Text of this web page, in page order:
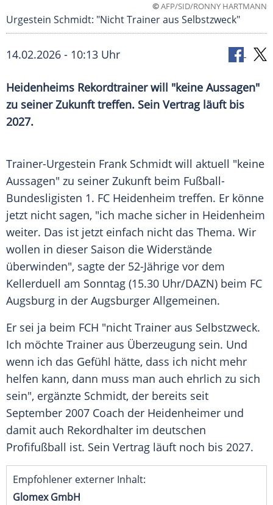
©AFP/SID/RONNY HARTMANN
Urgestein Schmidt: "Nicht Trainer aus Selbstzweck"
14.02.2026 - 10:13 Uhr
Heidenheims Rekordtrainer will "keine Aussagen"
zu seiner Zukunft treffen. Sein Vertrag läuft bis
2027.
Trainer-Urgestein Frank Schmidt will aktuell "keine
Aussagen" zu seiner Zukunft beim Fußball-
Bundesligisten 1. FC Heidenheim treffen. Er könne
jetzt nicht sagen, "ich mache sicher in Heidenheim
weiter. Das ist jetzt einfach nicht das Thema. Wir
wollen in dieser Saison die Widerstände
überwinden", sagte der 52-Jährige vor dem
Kellerduell am Sonntag (15.30 Uhr/DAZN) beim FC
Augsburg in der Augsburger Allgemeinen.
Er sei ja beim FCH "nicht Trainer aus Selbstzweck.
Ich möchte Trainer aus Überzeugung sein. Und
wenn ich das Gefühl hätte, dass ich nicht mehr
helfen kann, dann muss man auch ehrlich zu sich
sein", ergänzte Schmidt, der bereits seit
September 2007 Coach der Heidenheimer und
damit auch Rekordhalter im deutschen
Profifußball ist. Sein Vertrag läuft noch bis 2027.
Empfohlener externer Inhalt:
Glomex GmbH